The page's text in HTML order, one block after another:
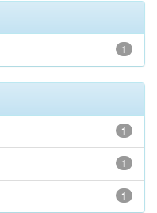
1
1
1
1